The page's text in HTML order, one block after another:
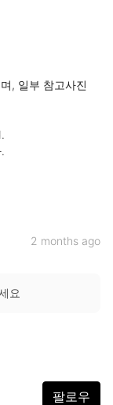
, 일부 참고사진
2 months ago
요
팔로우